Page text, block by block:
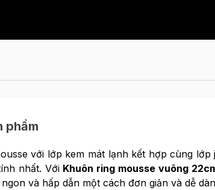
phẩm
với lớp kem mát lạnh kết hợp cùng
nhất. Với Khuôn ring mousse vuông
và hấp dẫn một cách đơn giản và dễ